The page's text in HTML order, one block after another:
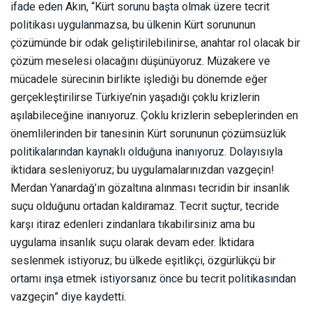
ifade eden Akın, “Kürt sorunu başta olmak üzere tecrit
politikası uygulanmazsa, bu ülkenin Kürt sorununun
çözümünde bir odak geliştirilebilinirse, anahtar rol olacak bir
çözüm meselesi olacağını düşünüyoruz. Müzakere ve
mücadele sürecinin birlikte işlediği bu dönemde eğer
gerçekleştirilirse Türkiye’nin yaşadığı çoklu krizlerin
aşılabileceğine inanıyoruz. Çoklu krizlerin sebeplerinden en
önemlilerinden bir tanesinin Kürt sorununun çözümsüzlük
politikalarından kaynaklı olduğuna inanıyoruz. Dolayısıyla
iktidara sesleniyoruz; bu uygulamalarınızdan vazgeçin!
Merdan Yanardağ’ın gözaltına alınması tecridin bir insanlık
suçu olduğunu ortadan kaldıramaz. Tecrit suçtur, tecride
karşı itiraz edenleri zindanlara tıkabilirsiniz ama bu
uygulama insanlık suçu olarak devam eder. İktidara
seslenmek istiyoruz; bu ülkede eşitlikçi, özgürlükçü bir
ortamı inşa etmek istiyorsanız önce bu tecrit politikasından
vazgeçin” diye kaydetti.